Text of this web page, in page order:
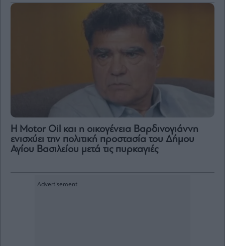
Η Motor Oil και η οικογένεια Βαρδινογιάννη
ενισχύει την πολιτική προστασία του Δήμου
Αγίου Βασιλείου μετά τις πυρκαγιές